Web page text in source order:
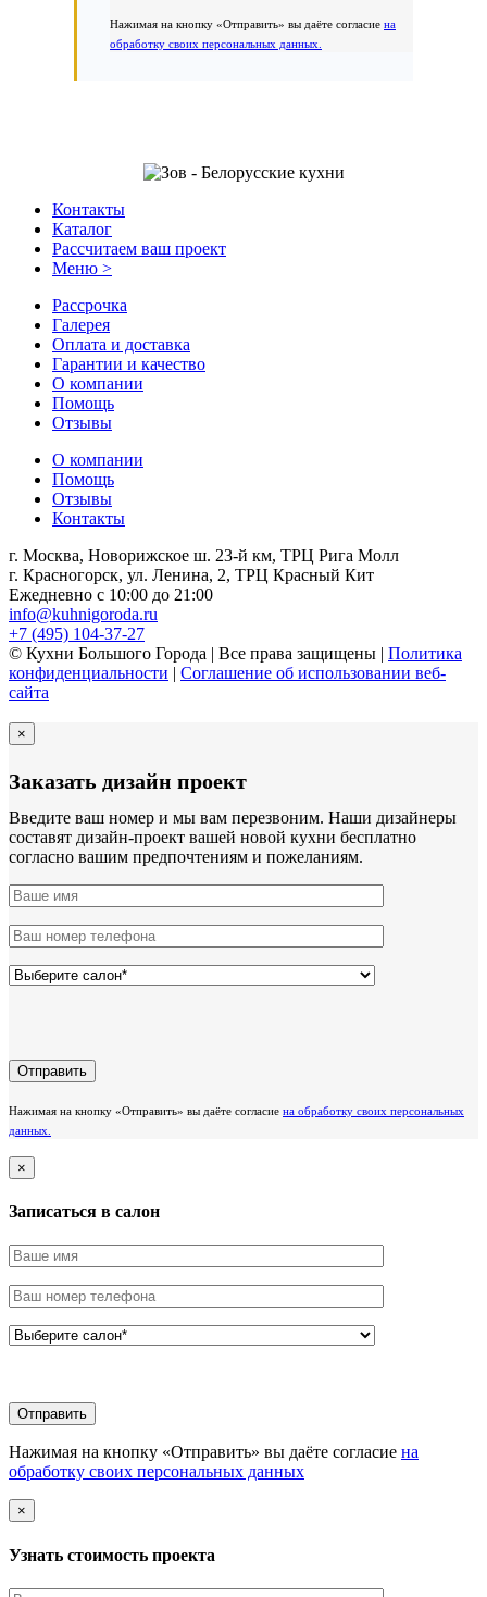
Нажимая на кнопку «Отправить» вы даёте согласие на
обработку своих персональных данных.
Контакты
Каталог
Рассчитаем ваш проект
Меню >
Рассрочка
Галерея
Оплата и доставка
Гарантии и качество
О компании
Помощь
Отзывы
О компании
Помощь
Отзывы
Контакты
г. Москва, Новорижское ш. 23-й км, ТРЦ Рига Молл
г. Красногорск, ул. Ленина, 2, ТРЦ Красный Кит
Ежедневно с 10:00 до 21:00
info@kuhnigoroda.ru
+7 (495) 104-37-27
© Кухни Большого Города | Все права защищены | Политика
конфиденциальности | Соглашение об использовании веб-
сайта
×
Заказать дизайн проект
Введите ваш номер и мы вам перезвоним. Наши дизайнеры
составят дизайн-проект вашей новой кухни бесплатно
согласно вашим предпочтениям и пожеланиям.
Нажимая на кнопку «Отправить» вы даёте согласие на обработку своих персональных
данных.
×
Записаться в салон
Нажимая на кнопку «Отправить» вы даёте согласие на
обработку своих персональных данных
×
Узнать стоимоcть проекта